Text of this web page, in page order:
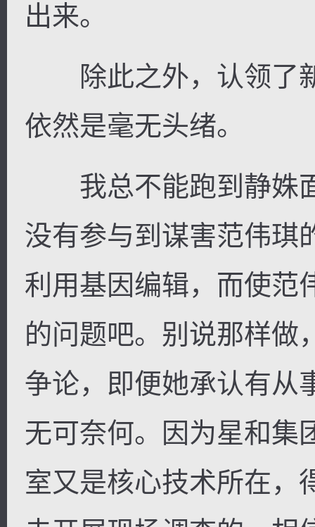
出来。
除此之外，认领了
依然是毫无头绪。
我总不能跑到静姝面
没有参与到谋害范伟琪
利用基因编辑，而使范
的问题吧。别说那样做
争论，即便她承认有从
无可奈何。因为星和集
室又是核心技术所在，